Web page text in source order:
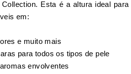
Esta é a altura ideal
em:
e muito mais
para todos os tipos de pele
envolventes